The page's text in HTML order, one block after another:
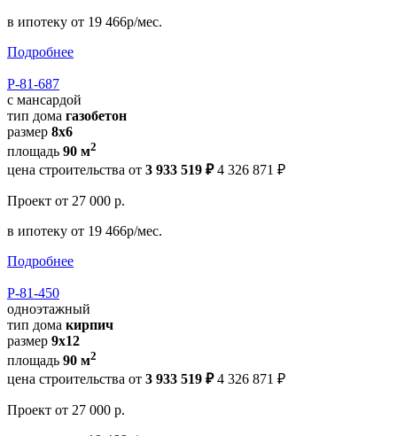
в ипотеку от 19 466р/мес.
Подробнее
Р-81-687
с мансардой
тип дома газобетон
размер 8x6
площадь 90 м2
цена строительства от 3 933 519 ₽ 4 326 871 ₽
Проект от 27 000 р.
в ипотеку от 19 466р/мес.
Подробнее
Р-81-450
одноэтажный
тип дома кирпич
размер 9х12
площадь 90 м2
цена строительства от 3 933 519 ₽ 4 326 871 ₽
Проект от 27 000 р.